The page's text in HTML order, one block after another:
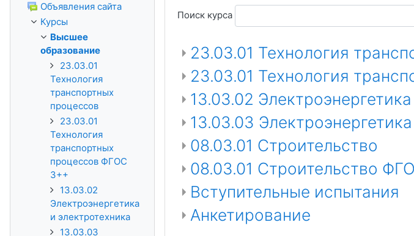
Поиск курса
23.03.01 Технология
23.03.01 Технология
13.03.02
13.03.03
08.03.01 Строительство
08.03.01 Строительство
Вступительные испытания
Анкетирование
Объявления сайта
Курсы
Высшее
образование
23.03.01
Технология
транспортных
процессов
23.03.01
Технология
транспортных
процессов ФГОС
3++
13.03.02
Электроэнергетика
и электротехника
13.03.03